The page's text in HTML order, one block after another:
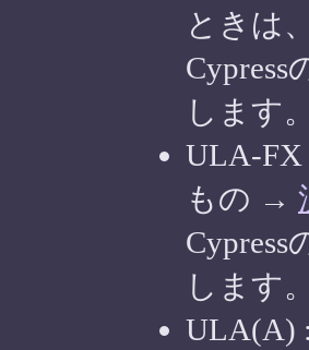
ときは
Cypress
します
ULA-FX
もの →
Cypress
します
ULA(A)